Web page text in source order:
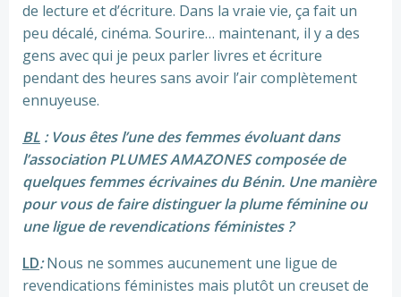
de lecture et d’écriture. Dans la vraie vie, ça fait un
peu décalé, cinéma. Sourire… maintenant, il y a des
gens avec qui je peux parler livres et écriture
pendant des heures sans avoir l’air complètement
ennuyeuse.
BL : Vous êtes l’une des femmes évoluant dans
l’association PLUMES AMAZONES composée de
quelques femmes écrivaines du Bénin. Une manière
pour vous de faire distinguer la plume féminine ou
une ligue de revendications féministes ?
LD:Nous ne sommes aucunement une ligue de
revendications féministes mais plutôt un creuset de